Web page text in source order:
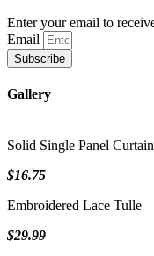
Enter your email to
Email
Subscribe
Gallery
Solid Single Panel Curtain
$16.75
Embroidered Lace Tulle
$29.99